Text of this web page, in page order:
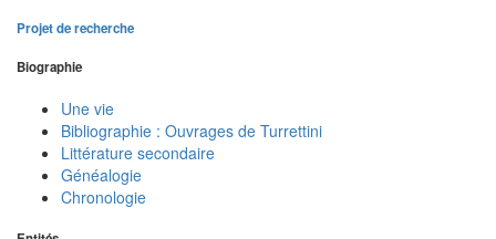
Projet de recherche
Biographie
Une vie
Bibliographie : Ouvrages de Turrettini
Littérature secondaire
Généalogie
Chronologie